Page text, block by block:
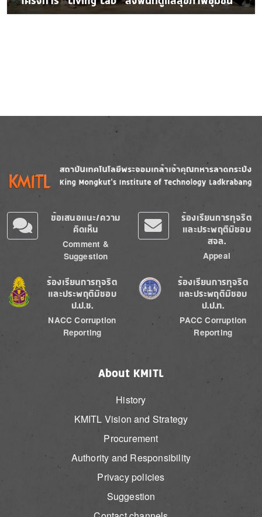
Image
ข้อเสนอแนะ/ความ
คิดเห็น
Comment &
Suggestion
ร้องเรียนการทุจริต
และประพฤติมิชอบ
สจล.
Appeal
Image
ร้องเรียนการทุจริต
และประพฤติมิชอบ
ป.ป.ช.
NACC Corruption
Reporting
Image
ร้องเรียนการทุจริต
และประพฤติมิชอบ
ป.ป.ท.
PACC Corruption
Reporting
About KMITL
History
KMITL Vision and Strategy
Procurement
Authority and Responsibility
Privacy policies
Suggestion